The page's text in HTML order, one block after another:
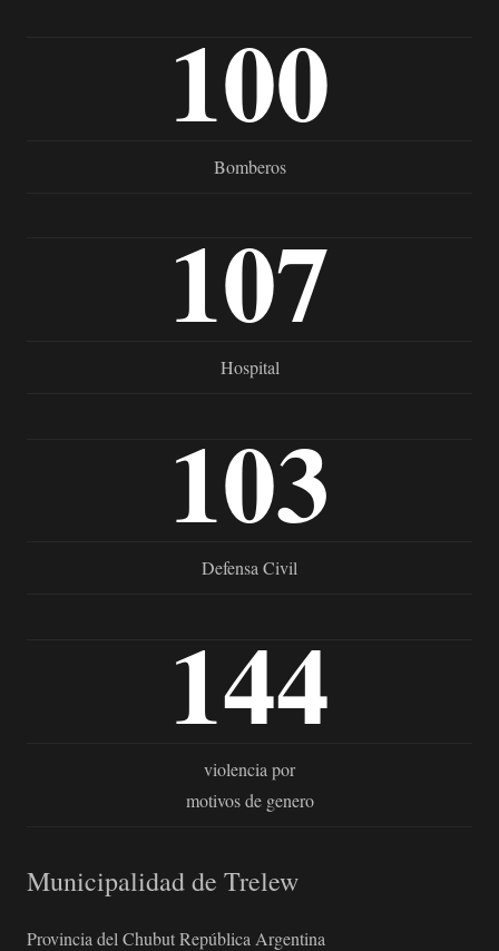
100
Bomberos
107
Hospital
103
Defensa Civil
144
violencia por
motivos de genero
Municipalidad de Trelew
Provincia del Chubut República Argentina